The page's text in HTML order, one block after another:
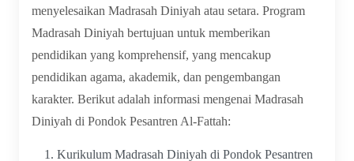
menyelesaikan Madrasah Diniyah atau setara. Program
Madrasah Diniyah bertujuan untuk memberikan
pendidikan yang komprehensif, yang mencakup
pendidikan agama, akademik, dan pengembangan
karakter. Berikut adalah informasi mengenai Madrasah
Diniyah di Pondok Pesantren Al-Fattah:
Kurikulum Madrasah Diniyah di Pondok Pesantren